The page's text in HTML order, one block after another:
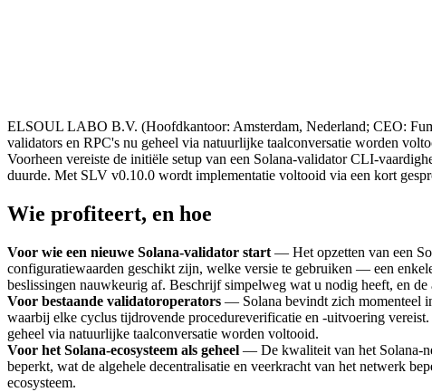
ELSOUL LABO B.V. (Hoofdkantoor: Amsterdam, Nederland; CEO:
validators en RPC's nu geheel via natuurlijke taalconversatie worden
Voorheen vereiste de initiële setup van een Solana-validator CLI-
duurde. Met SLV v0.10.0 wordt implementatie voltooid via een kort
Wie profiteert, en hoe
Voor wie een nieuwe Solana-validator start — Het opzetten van een
configuratiewaarden geschikt zijn, welke versie te gebruiken — een
beslissingen nauwkeurig af. Beschrijf simpelweg wat u nodig heeft, en de
Voor bestaande validatoroperators — Solana bevindt zich momenteel
waarbij elke cyclus tijdrovende procedureverificatie en -uitvoering
geheel via natuurlijke taalconversatie worden voltooid.
Voor het Solana-ecosysteem als geheel — De kwaliteit van het Solana-
beperkt, wat de algehele decentralisatie en veerkracht van het netwerk
ecosysteem.